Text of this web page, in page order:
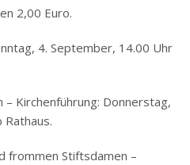
2,00 Euro.
4. September, 14.00 Uhr
– Kirchenführung: Donnerstag,
frommen Stiftsdamen –